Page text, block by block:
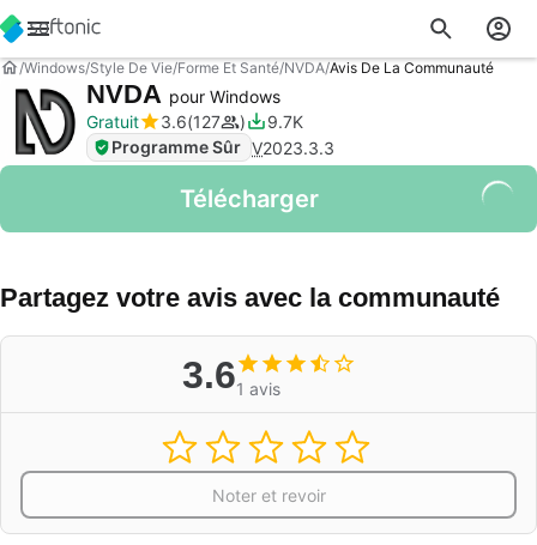
Windows Style De Vie Forme Et Santé NVDA Avis De La Communauté
NVDA pour Windows
Gratuit
3.6 127
9.7K
Programme Sûr V2023.3.3
Télécharger
Partagez votre avis avec la communauté
3.61 avis
Noter et revoir